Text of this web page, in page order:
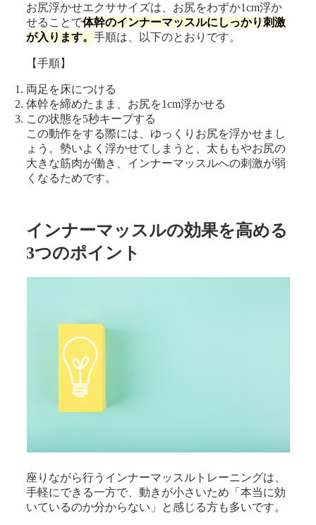
お尻浮かせエクササイズは、お尻をわずか1cm浮か
せることで体幹のインナーマッスルにしっかり刺激
が入ります。手順は、以下のとおりです。
【手順】
両足を床につける
体幹を締めたまま、お尻を1cm浮かせる
この状態を5秒キープする
この動作をする際には、ゆっくりお尻を浮かせまし
ょう。勢いよく浮かせてしまうと、太ももやお尻の
大きな筋肉が働き、インナーマッスルへの刺激が弱
くなるためです。
インナーマッスルの効果を高める
3つのポイント
座りながら行うインナーマッスルトレーニングは、
手軽にできる一方で、動きが小さいため「本当に効
いているのか分からない」と感じる方も多いです。